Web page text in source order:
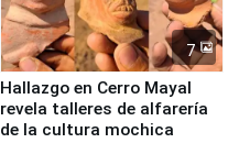
7
Hallazgo en Cerro Mayal
revela talleres de alfarería
de la cultura mochica